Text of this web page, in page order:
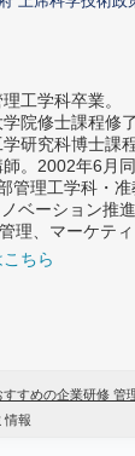
工学科卒業。
院修士課程修了
研究科博士課
。2002年6月同
管理工学科・
ベーション推
理、マーケティ
ちら
すすめの企業研修 管
情報